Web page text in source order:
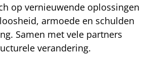
op vernieuwende oplossingen
armoede en schulden
Samen met vele partners
verandering.